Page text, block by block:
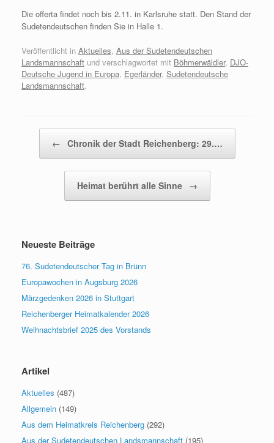
Die offerta findet noch bis 2.11. in Karlsruhe statt. Den Stand der
Sudetendeutschen finden Sie in Halle 1.
Veröffentlicht in Aktuelles, Aus der Sudetendeutschen
Landsmannschaft und verschlagwortet mit Böhmerwäldler, DJO-
Deutsche Jugend in Europa, Egerländer, Sudetendeutsche
Landsmannschaft.
← Chronik der Stadt Reichenberg: 29.…
Heimat berührt alle Sinne →
Neueste Beiträge
76. Sudetendeutscher Tag in Brünn
Europawochen in Augsburg 2026
Märzgedenken 2026 in Stuttgart
Reichenberger Heimatkalender 2026
Weihnachtsbrief 2025 des Vorstands
Artikel
Aktuelles (487)
Allgemein (149)
Aus dem Heimatkreis Reichenberg (292)
Aus der Sudetendeutschen Landsmannschaft (195)